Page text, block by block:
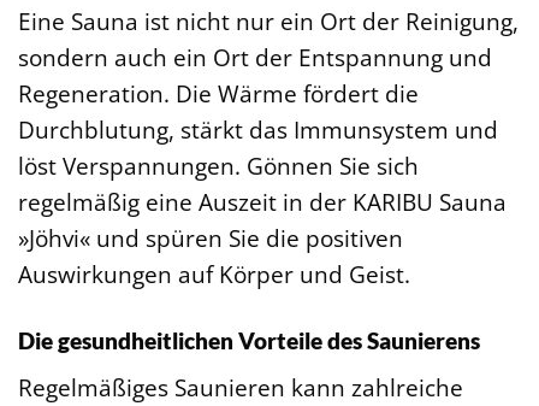
Eine Sauna ist nicht nur ein Ort der Reinigung,
sondern auch ein Ort der Entspannung und
Regeneration. Die Wärme fördert die
Durchblutung, stärkt das Immunsystem und
löst Verspannungen. Gönnen Sie sich
regelmäßig eine Auszeit in der KARIBU Sauna
»Jöhvi« und spüren Sie die positiven
Auswirkungen auf Körper und Geist.
Die gesundheitlichen Vorteile des Saunierens
Regelmäßiges Saunieren kann zahlreiche